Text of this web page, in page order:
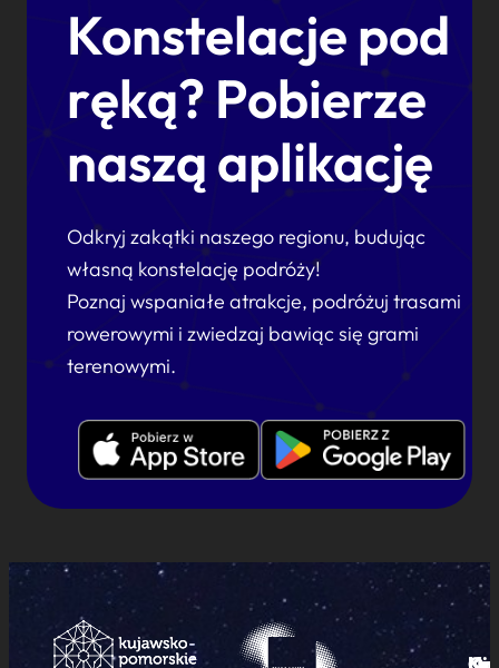
Konstelacje pod
ręką? Pobierze
naszą aplikację
Odkryj zakątki naszego regionu, budując
własną konstelację podróży!
Poznaj wspaniałe atrakcje, podróżuj trasami
rowerowymi i zwiedzaj bawiąc się grami
terenowymi.